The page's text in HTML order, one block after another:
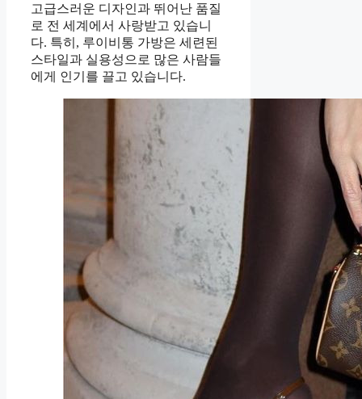
고급스러운 디자인과 뛰어난 품질
로 전 세계에서 사랑받고 있습니
다. 특히, 루이비통 가방은 세련된
스타일과 실용성으로 많은 사람들
에게 인기를 끌고 있습니다.